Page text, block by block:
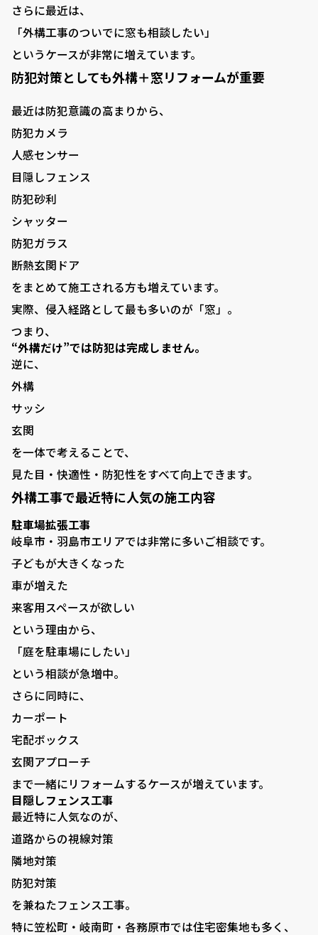
VISTA GARDEN
-株式会社 齋藤商店-
■ VISTA GARDENの外構工事
■ 庭がある暮らし：サッカーゴールがある庭
■ 庭がある暮らし：ドッグランがある庭
さらに最近は、
「外構工事のついでに窓も相談したい」
というケースが非常に増えています。
防犯対策としても外構＋窓リフォームが重要
最近は防犯意識の高まりから、
防犯カメラ
人感センサー
目隠しフェンス
防犯砂利
シャッター
防犯ガラス
断熱玄関ドア
をまとめて施工される方も増えています。
実際、侵入経路として最も多いのが「窓」。
つまり、
“外構だけ”では防犯は完成しません。
逆に、
外構
サッシ
玄関
を一体で考えることで、
見た目・快適性・防犯性をすべて向上できます。
外構工事で最近特に人気の施工内容
駐車場拡張工事
岐阜市・羽島市エリアでは非常に多いご相談です。
子どもが大きくなった
車が増えた
来客用スペースが欲しい
という理由から、
「庭を駐車場にしたい」
という相談が急増中。
さらに同時に、
カーポート
宅配ボックス
玄関アプローチ
まで一緒にリフォームするケースが増えています。
目隠しフェンス工事
最近特に人気なのが、
道路からの視線対策
隣地対策
防犯対策
を兼ねたフェンス工事。
特に笠松町・岐南町・各務原市では住宅密集地も多く、